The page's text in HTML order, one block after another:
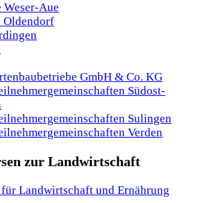
Weser-Aue
Oldendorf
GmbH & Co. KG
Südost-
Sulingen
Verden
zur Landwirtschaft
Landwirtschaft und Ernährung